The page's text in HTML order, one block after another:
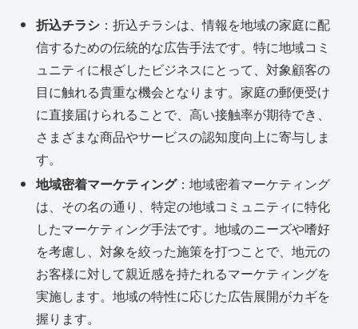
折込チラシ ：折込チラシは、情報を地域の家庭に配
信するための伝統的な広告手法です。特に地域コミ
ュニティに根ざしたビジネスにとって、対象顧客の
目に触れる貴重な機会となります。家庭の郵便受け
に直接届けられることで、高い接触率が期待でき、
さまざまな商品やサービスの認知度向上に寄与しま
す。
地域密着マーケティング：地域密着マーケティング
は、その名の通り、特定の地域コミュニティに特化
したマーケティング手法です。地域のニーズや嗜好
を考慮し、対象を絞った施策を打つことで、地元の
お客様に対して親近感を持たれるマーケティングを
実施します。地域の特性に応じた広告展開がカギを
握ります。